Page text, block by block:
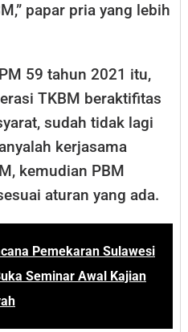
papar pria yang lebih
59 tahun 2021 itu,
TKBM beraktifitas
sudah tidak lagi
kerjasama
kemudian PBM
aturan yang ada.
Pemekaran Sulawesi
Seminar Awal Kajian